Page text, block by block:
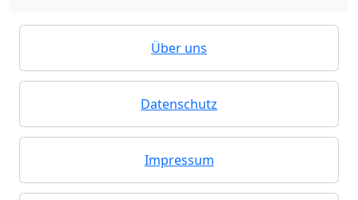
Über uns
Datenschutz
Impressum